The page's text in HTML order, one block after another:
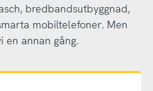
bredbandsutbyggnad,
mobiltelefoner. Men
annan gång.